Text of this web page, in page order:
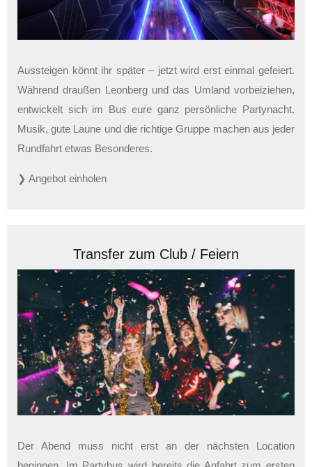
Aussteigen könnt ihr später – jetzt wird erst einmal gefeiert.
Während draußen Leonberg und das Umland vorbeiziehen,
entwickelt sich im Bus eure ganz persönliche Partynacht.
Musik, gute Laune und die richtige Gruppe machen aus jeder
Rundfahrt etwas Besonderes.
❯ Angebot einholen
Transfer zum Club / Feiern
Der Abend muss nicht erst an der nächsten Location